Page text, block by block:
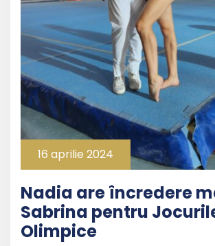
16 aprilie 2024
Nadia are încredere
Sabrina pentru
Olimpice